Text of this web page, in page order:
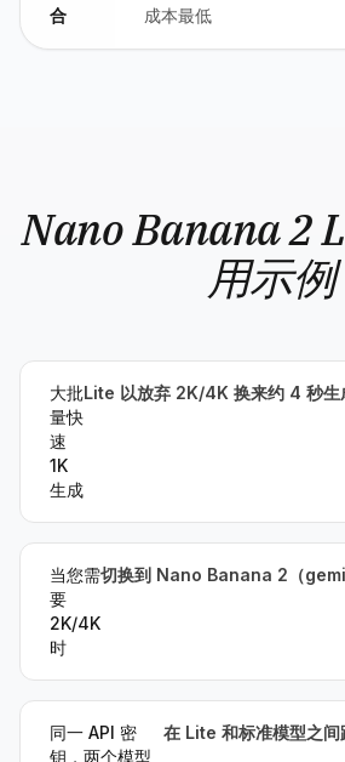
合
成本最低
Nano Banana 2
用示例
大批
量快
速
1K
生成
Lite 以放弃 2K/4K 换来约 4 秒生
当您需
要
2K/4K
时
切换到 Nano Banana 2（
同一 API 密
钥，两个模型
在 Lite 和标准模型之间